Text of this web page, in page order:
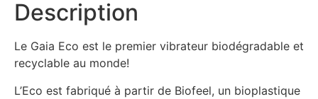
Description
Le Gaia Eco est le premier vibrateur biodégradable et
recyclable au monde!
L’Eco est fabriqué à partir de Biofeel, un bioplastique